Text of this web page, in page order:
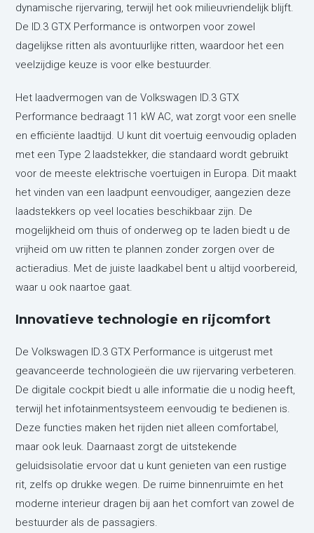
dynamische rijervaring, terwijl het ook milieuvriendelijk blijft.
De ID.3 GTX Performance is ontworpen voor zowel
dagelijkse ritten als avontuurlijke ritten, waardoor het een
veelzijdige keuze is voor elke bestuurder.
Het laadvermogen van de Volkswagen ID.3 GTX
Performance bedraagt 11 kW AC, wat zorgt voor een snelle
en efficiënte laadtijd. U kunt dit voertuig eenvoudig opladen
met een Type 2 laadstekker, die standaard wordt gebruikt
voor de meeste elektrische voertuigen in Europa. Dit maakt
het vinden van een laadpunt eenvoudiger, aangezien deze
laadstekkers op veel locaties beschikbaar zijn. De
mogelijkheid om thuis of onderweg op te laden biedt u de
vrijheid om uw ritten te plannen zonder zorgen over de
actieradius. Met de juiste laadkabel bent u altijd voorbereid,
waar u ook naartoe gaat.
Innovatieve technologie en rijcomfort
De Volkswagen ID.3 GTX Performance is uitgerust met
geavanceerde technologieën die uw rijervaring verbeteren.
De digitale cockpit biedt u alle informatie die u nodig heeft,
terwijl het infotainmentsysteem eenvoudig te bedienen is.
Deze functies maken het rijden niet alleen comfortabel,
maar ook leuk. Daarnaast zorgt de uitstekende
geluidsisolatie ervoor dat u kunt genieten van een rustige
rit, zelfs op drukke wegen. De ruime binnenruimte en het
moderne interieur dragen bij aan het comfort van zowel de
bestuurder als de passagiers.